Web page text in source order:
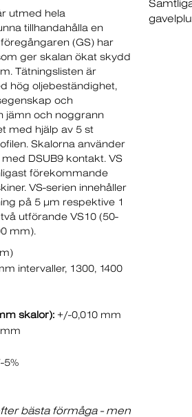
utmed hela
tillhandahålla en
(GS) har
ger skalan ökat skydd
Tätningslisten är
hög oljebeständighet,
och
jämn och noggrann
med hjälp av 5 st
Skalorna använder
DSUB9 kontakt. VS
förekommande
VS-serien innehåller
på 5 µm respektive 1
utförande VS10 (50-
mm).
intervaller, 1300, 1400
skalor): +/-0,010 mm
5%
bästa förmåga - men